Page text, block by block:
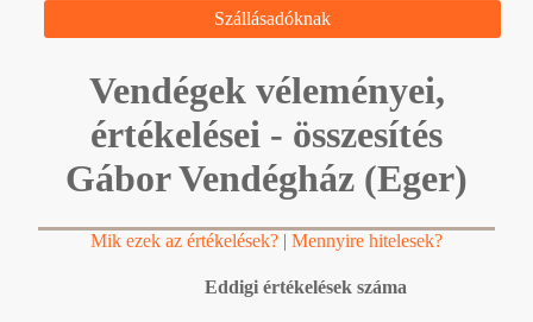
Szállásadóknak
Vendégek véleményei,
értékelései - összesítés
Gábor Vendégház (Eger)
Mik ezek az értékelések? | Mennyire hitelesek?
Eddigi értékelések száma